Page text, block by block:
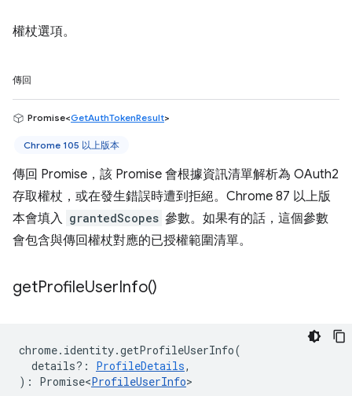
權杖選項。
傳回
Promise<GetAuthTokenResult>
Chrome 105 以上版本
傳回 Promise，該 Promise 會根據資訊清單解析為 OAuth2
存取權杖，或在發生錯誤時遭到拒絕。Chrome 87 以上版
本會填入 grantedScopes 參數。如果有的話，這個參數
會包含與傳回權杖對應的已授權範圍清單。
getProfileUserInfo()
chrome. identity.getProfileUserInfo(
details? : ProfileDetails,
) : Promise<ProfileUserInfo>